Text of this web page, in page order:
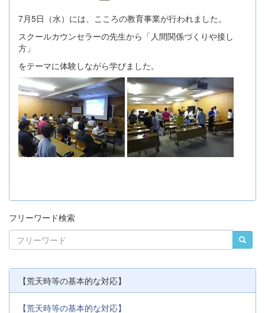
7月5日（水）には、こころの教育事業が行われました。
スクールカウンセラーの先生から「人間関係づくりや接し
方」
をテーマに体験しながら学びました。
フリーワード検索
【荒天時等の基本的な対応】
【荒天時等の基本的な対応】